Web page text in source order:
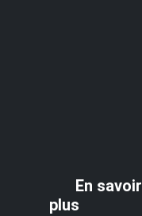
En savoir
plus